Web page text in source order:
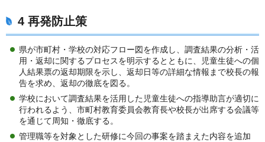
4 再発防止策
県が市町村・学校の対応フロー図を作成し、調査結果の分析・活
用・返却に関するプロセスを明示するとともに、児童生徒への個
人結果票の返却期限を示し、返却日等の詳細な情報まで校長の報
告を求め、返却の徹底を図る。
学校において調査結果を活用した児童生徒への指導助言が適切に
行われるよう、市町村教育委員会教育長や校長が出席する会議等
を通じて周知・徹底する。
管理職等を対象とした研修に今回の事案を踏まえた内容を追加